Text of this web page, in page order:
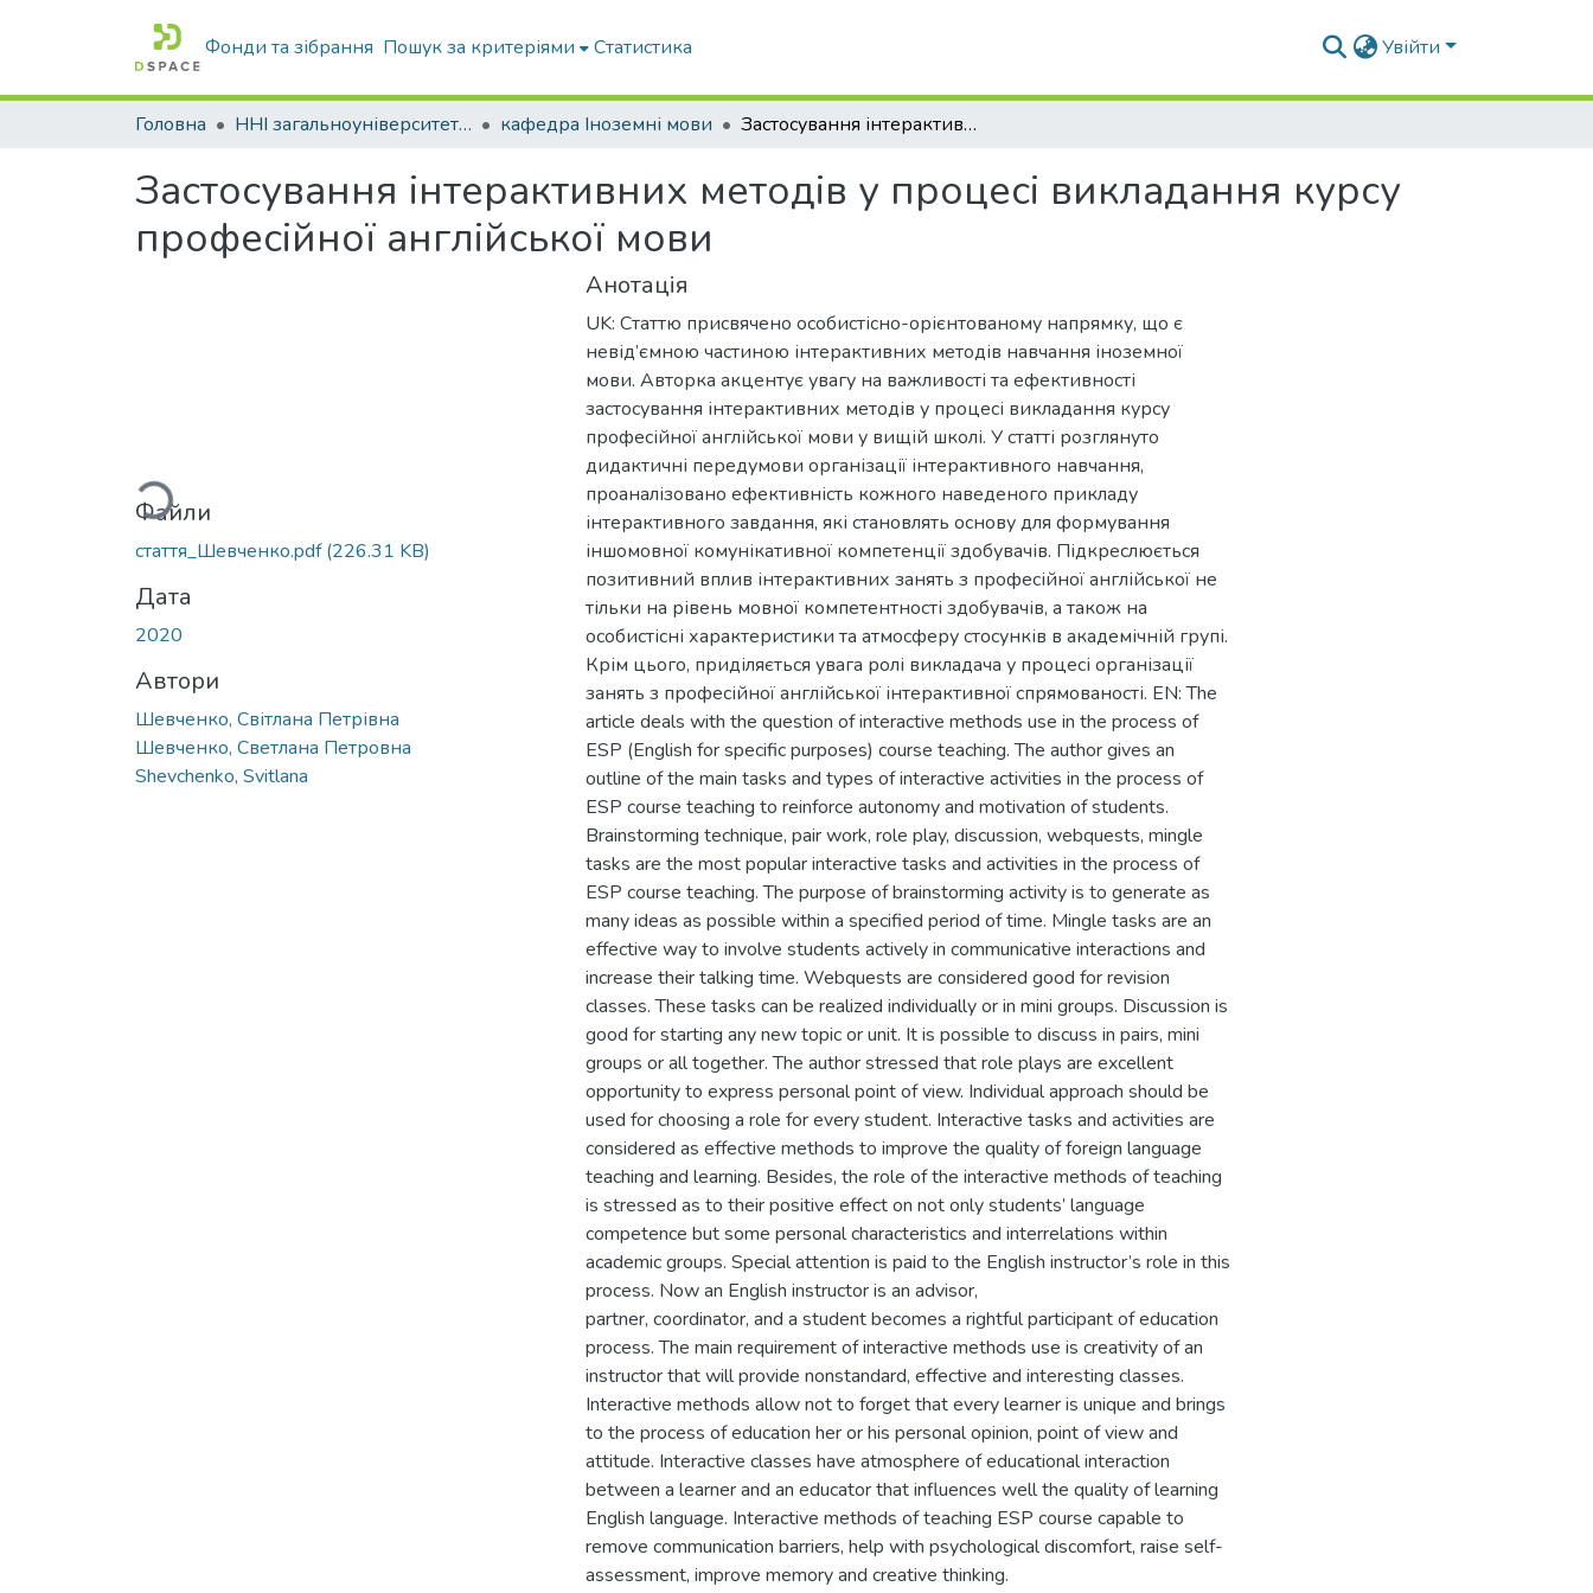
Фонди та зібрання Пошук за критеріями Статистика Увійти
Головна ННІ загальноуніверситетської підготовки кафедра Іноземні мови Застосування інтерактивних методів у процесі викладання курсу професійної англійської мови
Застосування інтерактивних методів у процесі викладання курсу
професійної англійської мови
Вантажиться...
Файли
стаття_Шевченко.pdf(226.31 KB)
Дата
2020
Автори
Шевченко, Світлана Петрівна
Шевченко, Светлана Петровна
Shevchenko, Svitlana
Анотація
UK: Статтю присвячено особистісно-орієнтованому напрямку, що є
невід’ємною частиною інтерактивних методів навчання іноземної
мови. Авторка акцентує увагу на важливості та ефективності
застосування інтерактивних методів у процесі викладання курсу
професійної англійської мови у вищій школі. У статті розглянуто
дидактичні передумови організації інтерактивного навчання,
проаналізовано ефективність кожного наведеного прикладу
інтерактивного завдання, які становлять основу для формування
іншомовної комунікативної компетенції здобувачів. Підкреслюється
позитивний вплив інтерактивних занять з професійної англійської не
тільки на рівень мовної компетентності здобувачів, а також на
особистісні характеристики та атмосферу стосунків в академічній групі.
Крім цього, приділяється увага ролі викладача у процесі організації
занять з професійної англійської інтерактивної спрямованості. EN: The
article deals with the question of interactive methods use in the process of
ESP (English for specific purposes) course teaching. The author gives an
outline of the main tasks and types of interactive activities in the process of
ESP course teaching to reinforce autonomy and motivation of students.
Brainstorming technique, pair work, role play, discussion, webquests, mingle
tasks are the most popular interactive tasks and activities in the process of
ESP course teaching. The purpose of brainstorming activity is to generate as
many ideas as possible within a specified period of time. Mingle tasks are an
effective way to involve students actively in communicative interactions and
increase their talking time. Webquests are considered good for revision
classes. These tasks can be realized individually or in mini groups. Discussion is
good for starting any new topic or unit. It is possible to discuss in pairs, mini
groups or all together. The author stressed that role plays are excellent
opportunity to express personal point of view. Individual approach should be
used for choosing a role for every student. Interactive tasks and activities are
considered as effective methods to improve the quality of foreign language
teaching and learning. Besides, the role of the interactive methods of teaching
is stressed as to their positive effect on not only students’ language
competence but some personal characteristics and interrelations within
academic groups. Special attention is paid to the English instructor’s role in this
process. Now an English instructor is an advisor,
partner, coordinator, and a student becomes a rightful participant of education
process. The main requirement of interactive methods use is creativity of an
instructor that will provide nonstandard, effective and interesting classes.
Interactive methods allow not to forget that every learner is unique and brings
to the process of education her or his personal opinion, point of view and
attitude. Interactive classes have atmosphere of educational interaction
between a learner and an educator that influences well the quality of learning
English language. Interactive methods of teaching ESP course capable to
remove communication barriers, help with psychological discomfort, raise self-
assessment, improve memory and creative thinking.